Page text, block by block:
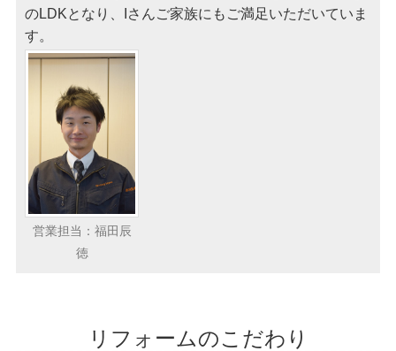
のLDKとなり、Iさんご家族にもご満足いただいていま
す。
営業担当：福田辰
徳
リフォームのこだわり